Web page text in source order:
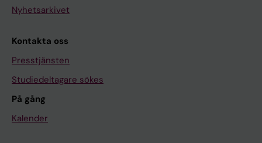
Nyhetsarkivet
Kontakta oss
Presstjänsten
Studiedeltagare sökes
På gång
Kalender